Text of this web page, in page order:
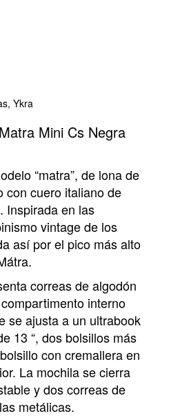
Mini Cs Negra
“matra”, de lona de
con cuero italiano de
Inspirada en las
vintage de los
así por el pico más alto
correas de algodón
interno
se ajusta a un ultrabook
13 “, dos bolsillos más
con cremallera en
La mochila se cierra
y dos correas de
metálicas.
, Ykra